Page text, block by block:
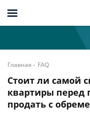
Главная - FAQ
Стоит ли самой
квартиры
продать с